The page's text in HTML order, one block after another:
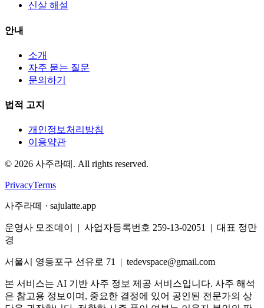
신살 해설
안내
소개
자주 묻는 질문
문의하기
법적 고지
개인정보처리방침
이용약관
© 2026 사주라떼. All rights reserved.
PrivacyTerms
사주라떼 · sajulatte.app
운영사 모조데이 | 사업자등록번호 259-13-02051 | 대표 정만
경
서울시 영등포구 선유로 71 | tedevspace@gmail.com
본 서비스는 AI 기반 사주 정보 제공 서비스입니다. 사주 해석
은 참고용 정보이며, 중요한 결정에 있어 공인된 전문가의 상